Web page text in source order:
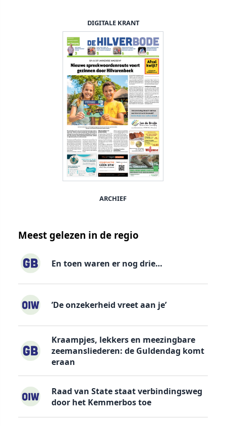
DIGITALE KRANT
ARCHIEF
Meest gelezen in de regio
En toen waren er nog drie…
’De onzekerheid vreet aan je’
Kraampjes, lekkers en meezingbare
zeemansliederen: de Guldendag komt
eraan
Raad van State staat verbindingsweg
door het Kemmerbos toe